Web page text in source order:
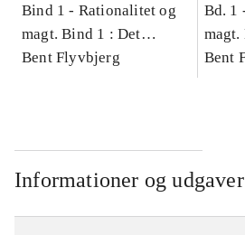
Bind 1 - Rationalitet og
magt. Bind 1 : Det
konkretes videnskab
Bent Flyvbjerg
Bd. 1
magt.
Bent
Informationer og udgaver